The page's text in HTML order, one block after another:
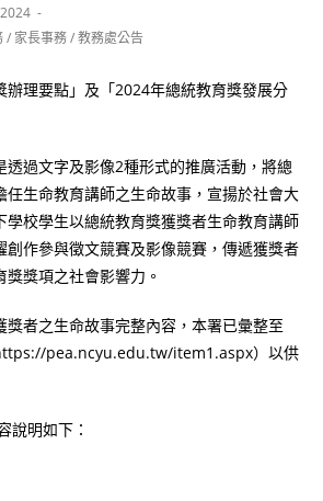
/ 家長事務/教務處公告
辦理要點」及「2024年總統教育獎發展分
透過文字及影像2種形式的推廣活動，將總
任生命教育講師之生命故事，宣揚於社會大
學校學生以總統教育獎獲獎者生命教育講師
創作參與徵文競賽及影像競賽，傳遞獲獎者
獎項之社會影響力。
獎者之生命故事完整內容，本署已彙整至
https://pea.ncyu.edu.tw/item1.aspx）以供
說明如下：